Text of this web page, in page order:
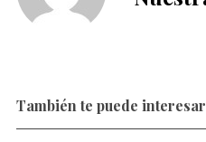
También te puede interesar